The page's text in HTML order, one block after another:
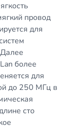
провод
для
более
для
до 250 МГц в
сто